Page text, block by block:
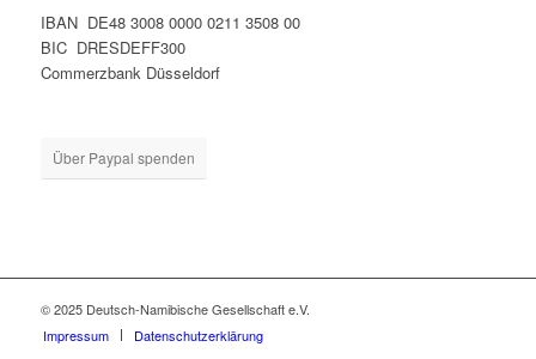
IBAN DE48 3008 0000 0211 3508 00
BIC DRESDEFF300
Commerzbank Düsseldorf
Über Paypal spenden
© 2025 Deutsch-Namibische Gesellschaft e.V.
Impressum
Datenschutzerklärung